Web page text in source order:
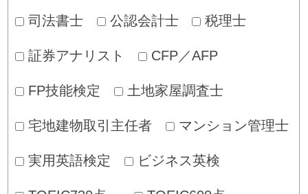
司法書士 公認会計士 税理士
証券アナリスト CFP／AFP
FP技能検定 土地家屋調査士
宅地建物取引主任者 マンション管理士
実用英語検定 ビジネス英検